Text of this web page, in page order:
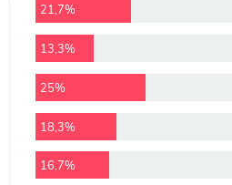
21,7%
13,3%
25%
18,3%
16,7%